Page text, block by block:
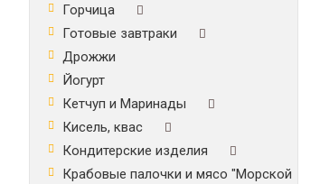
Горчица
Готовые завтраки
Дрожжи
Йогурт
Кетчуп и Маринады
Кисель, квас
Кондитерские изделия
Крабовые палочки и мясо "Морской